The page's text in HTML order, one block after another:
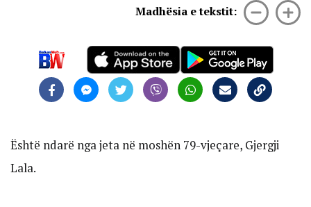
Madhësia e tekstit:
Është ndarë nga jeta në moshën 79-vjeçare, Gjergji
Lala.